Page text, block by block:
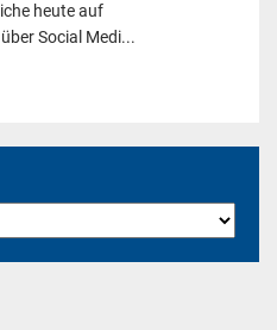
heute auf
Social Medi...